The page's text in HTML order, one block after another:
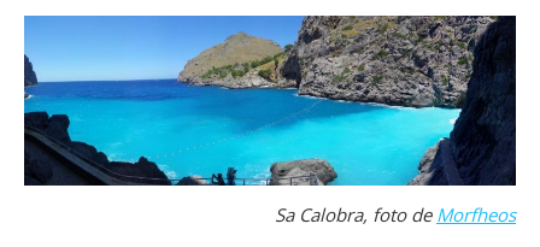
Sa Calobra, foto de Morfheos